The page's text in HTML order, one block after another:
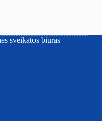
sveikatos biuras